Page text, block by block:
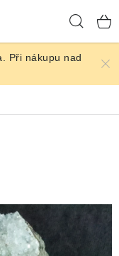
Při nákupu nad